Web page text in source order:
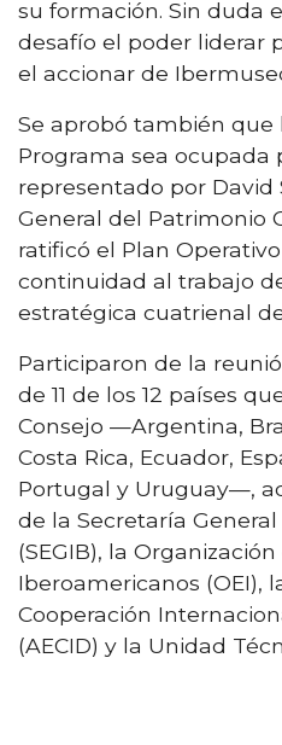
su formación. Sin duda
desafío el poder liderar
el accionar de
Se aprobó también que
Programa sea ocupada
representado por David
General del Patrimonio
ratificó el Plan
continuidad al trabajo
estratégica cuatrienal
Participaron de la
de 11 de los 12 países
Consejo —Argentina,
Costa Rica, Ecuador,
Portugal y Uruguay—,
de la Secretaría
(SEGIB), la
Iberoamericanos (OEI),
Cooperación
(AECID) y la Unidad